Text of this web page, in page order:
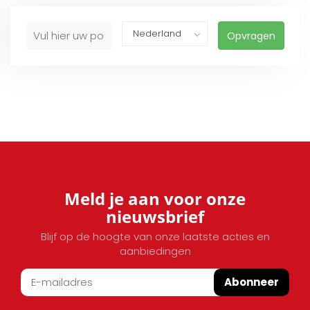
Opvragen
Meld je aan voor onze
nieuwsbrief
Blijf op de hoogte van onze laatste acties en
aanbiedingen
Abonneer